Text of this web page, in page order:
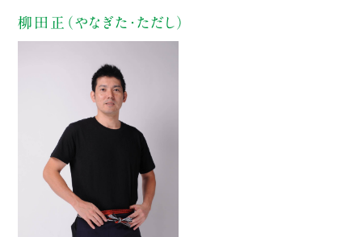
柳田正（やなぎた・ただし）